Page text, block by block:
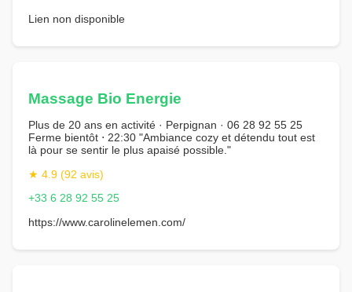
Lien non disponible
Massage Bio Energie
Plus de 20 ans en activité · Perpignan · 06 28 92 55 25
Ferme bientôt ⋅ 22:30 "Ambiance cozy et détendu tout est
là pour se sentir le plus apaisé possible."
★ 4.9 (92 avis)
+33 6 28 92 55 25
https://www.carolinelemen.com/